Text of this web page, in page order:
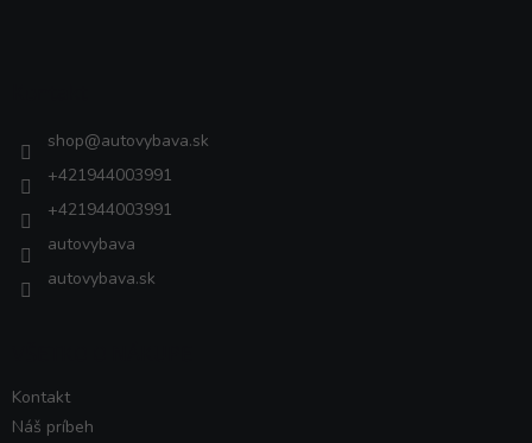
shop@autovybava.sk
+421944003991
+421944003991
autovybava
autovybava.sk
Kontakt
Náš príbeh